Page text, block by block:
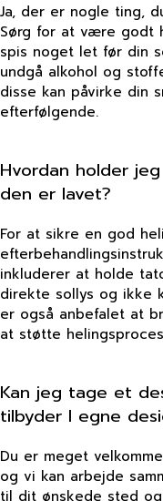
Ja, der er nogle ting,
Sørg for at være godt
spis noget let før din
undgå alkohol og
disse kan påvirke din
efterfølgende.
Hvordan holder
den er lavet?
For at sikre en god
inkluderer at holde
direkte sollys og ikke
er også anbefalet at
at støtte
Kan jeg tage et
tilbyder I egne
Du er meget
og vi kan arbejde
til dit ønskede sted